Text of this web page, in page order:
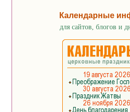
Календарные
для сайтов, блогов и